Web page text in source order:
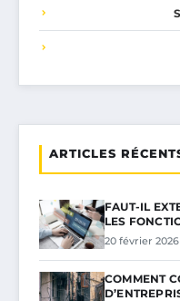
ARTICLES
FAUT-IL
LES
20 février 2026
COMMENT